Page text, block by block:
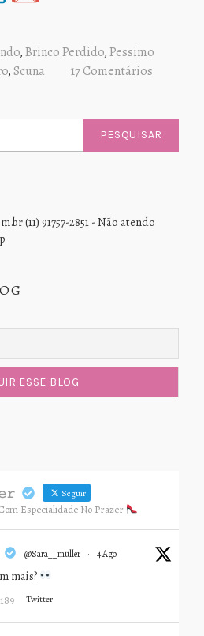
,Brinco Perdido,Pessimo
,Scuna 17 Comentários
(11) 91757-2851 - Não atendo
Seguir
Especialidade No Prazer
@sara__muller · 4 Ago
mais?
189 Twitter